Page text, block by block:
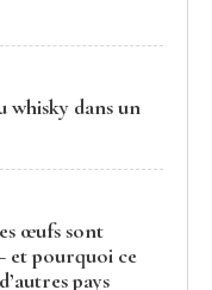
whisky dans un
œufs sont
et pourquoi ce
pays